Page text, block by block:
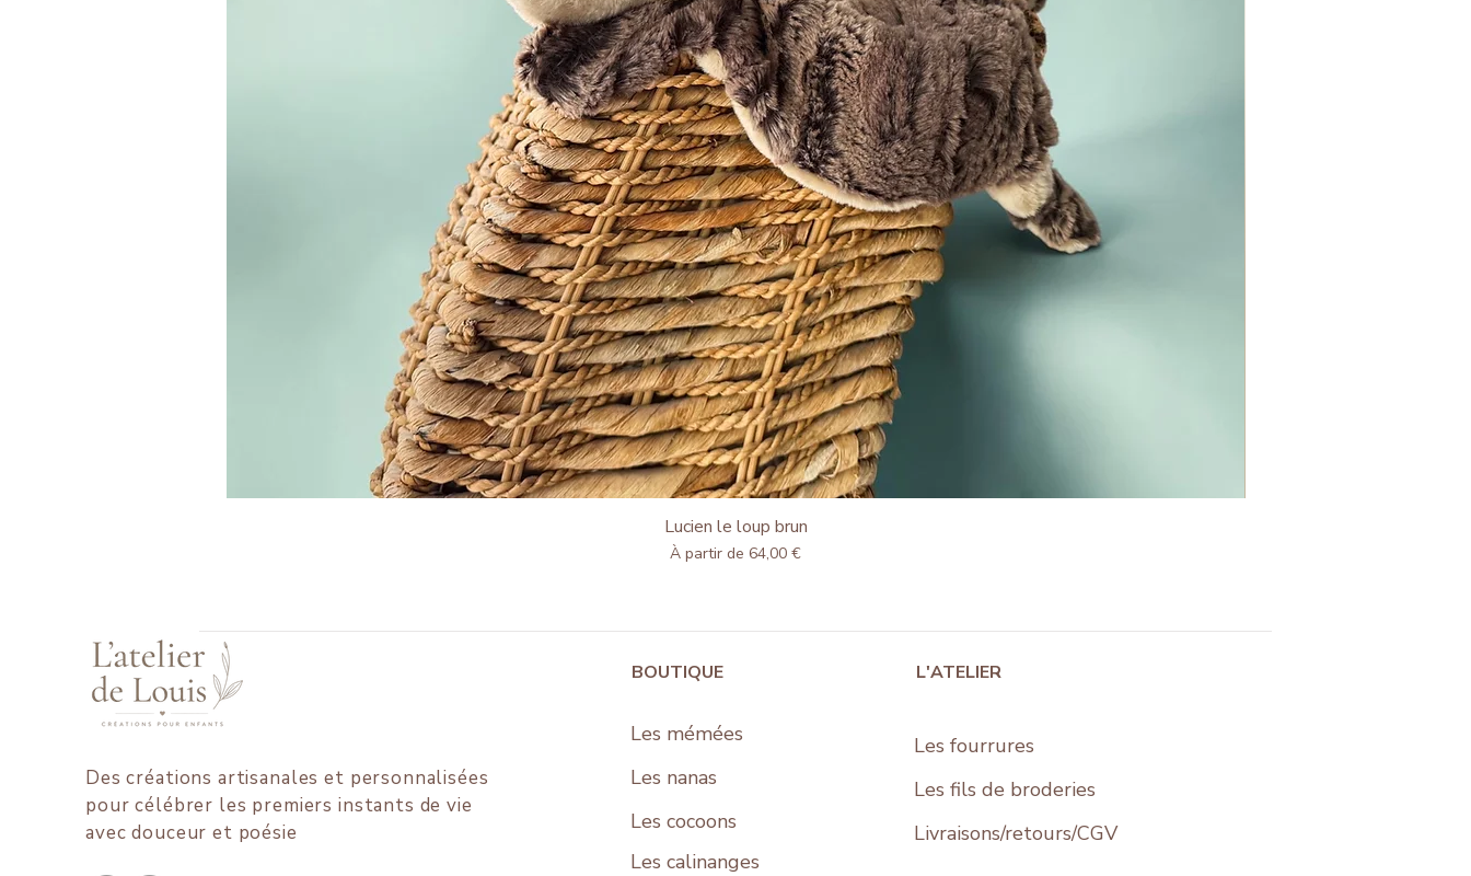
Aperçu rapide
Lucien le loup brun
À partir de 64,00 €
Prix promotionnel
Des créations artisanales et personnalisées
pour célébrer les premiers instants de vie
avec douceur et poésie
BOUTIQUE
Les mémées
Les nanas
Les cocoons
Les calinanges
L'ATELIER
Les fourrures
Les fils de broderies
Livraisons/retours/CGV